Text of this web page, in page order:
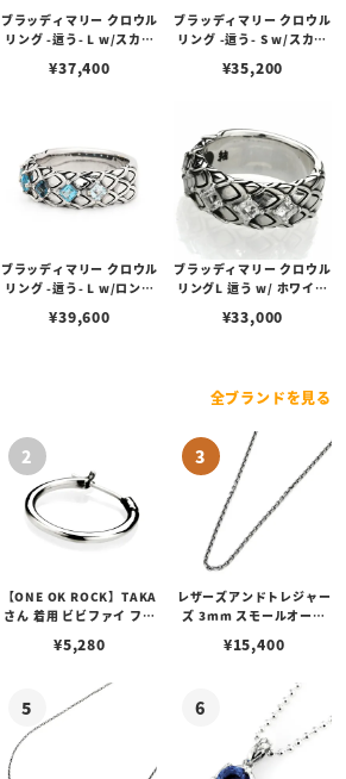
ブラッディマリー クロウル
リング -這う- L w/スカイ
¥37,400
ブラッディマリー クロウル
リング -這う- S w/スカイ
¥35,200
ブラッディマリー クロウル
リング -這う- L w/ロンド
ブルートパーズ/スイスブ
¥39,600
ブラッディマリー クロウル
リングL 這う w/ ホワイト
¥33,000
全ブランドを見る
【ONE OK ROCK】TAKA
さん 着用 ビビファイ フー
¥5,280
レザーズアンドトレジャー
ズ 3mm スモールオーバ
ブスタークラスプ＆LTロ
¥15,400